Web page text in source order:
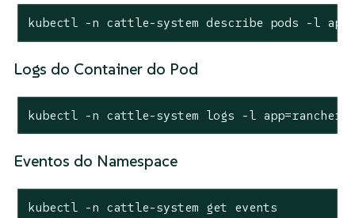
kubectl -n cattle-system describe pods -l
Logs do Container do Pod
kubectl -n cattle-system logs -l app=rancher
Eventos do Namespace
kubectl -n cattle-system get events